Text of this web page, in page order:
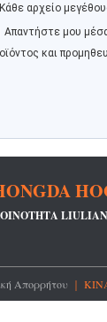
Κάθε αρχείο
Απαντήστε μου
και
Απορρήτου ｜